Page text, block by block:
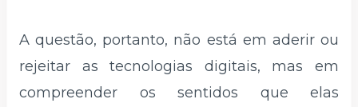
A questão, portanto, não está em aderir ou
rejeitar as tecnologias digitais, mas em
compreender os sentidos que elas